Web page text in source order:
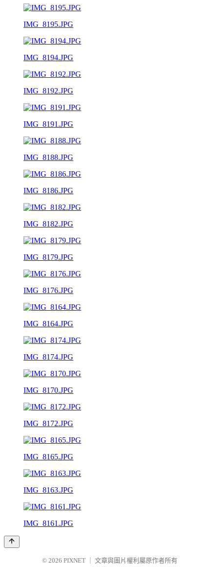
IMG_8195.JPG
IMG_8194.JPG
IMG_8192.JPG
IMG_8191.JPG
IMG_8188.JPG
IMG_8186.JPG
IMG_8182.JPG
IMG_8179.JPG
IMG_8176.JPG
IMG_8164.JPG
IMG_8174.JPG
IMG_8170.JPG
IMG_8172.JPG
IMG_8165.JPG
IMG_8163.JPG
IMG_8161.JPG
© 2026 PIXNET
文章與圖片權利屬原作者所有